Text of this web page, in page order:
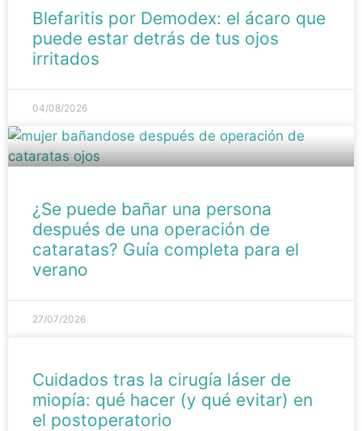
Blefaritis por Demodex: el ácaro que
puede estar detrás de tus ojos
irritados
04/08/2026
¿Se puede bañar una persona
después de una operación de
cataratas? Guía completa para el
verano
27/07/2026
Cuidados tras la cirugía láser de
miopía: qué hacer (y qué evitar) en
el postoperatorio